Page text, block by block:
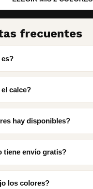
frecuentes
es?
calce?
hay disponibles?
tiene envío gratis?
los colores?